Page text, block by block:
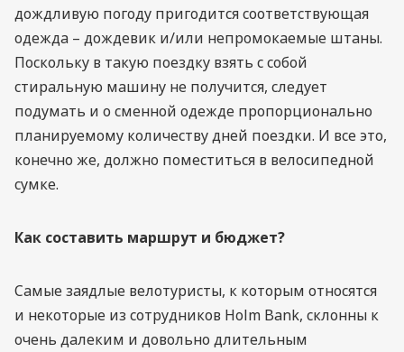
дождливую погоду пригодится соответствующая
одежда – дождевик и/или непромокаемые штаны.
Поскольку в такую поездку взять с собой
стиральную машину не получится, следует
подумать и о сменной одежде пропорционально
планируемому количеству дней поездки. И все это,
конечно же, должно поместиться в велосипедной
сумке.
Как составить маршрут и бюджет?
Самые заядлые велотуристы, к которым относятся
и некоторые из сотрудников Holm Bank, склонны к
очень далеким и довольно длительным